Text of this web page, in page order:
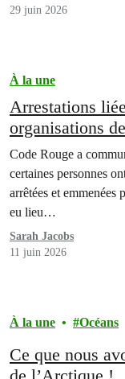
29 juin 2026
À la une
Arrestations
organisations
criminalisation
Code Rouge a
certaines personnes
arrêtées et emmenées
eu lieu…
Sarah Jacobs
11 juin 2026
À la une Océans
Ce que nous